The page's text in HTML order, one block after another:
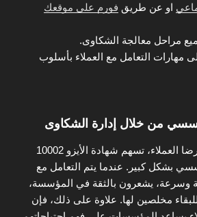
او عن طريق فورم على موقعك
مراحل معالجة الشكاوى.
مهارات التعامل مع العملاء بأسلوب
من خلال إدارة الشكاوى
بالإضافة إلى تحسين رضا العملاء، تسهم شهادة الأيزو 10002
بشكل كبير. عندما يتم التعامل مع
وسرعة، يشعرون بالثقة في المؤسسة،
مخلصين لها. علاوة على ذلك، فإن